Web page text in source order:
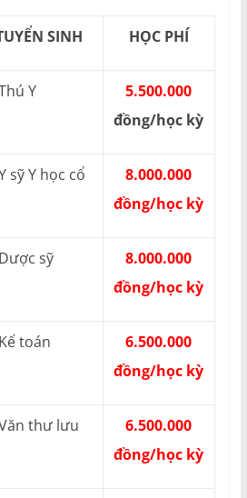
SINH HỌC PHÍ
Y
5.500.000
đồng/học kỳ
sỹ Y học cổ
8.000.000
đồng/học kỳ
sỹ
8.000.000
đồng/học kỳ
toán
6.500.000
đồng/học kỳ
thư lưu
6.500.000
đồng/học kỳ